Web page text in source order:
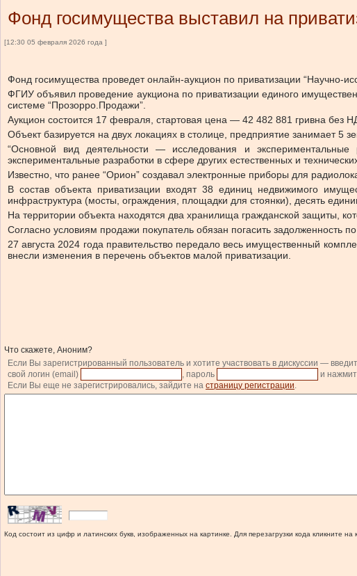
Фонд госимущества выставил на
[12:30 05 февраля 2026 года ]
Фонд госимущества проведет онлайн-аукцион по приватизации “Научно-
ФГИУ объявил проведение аукциона по приватизации единого
системе “Прозорро.Продажи”.
Аукцион состоится 17 февраля, стартовая цена — 42 482 881 гривна без
Объект базируется на двух локациях в столице, предприятие занимает 5
“Основной вид деятельности — исследования и
экспериментальные разработки в сфере других естественных и
Известно, что ранее “Орион” создавал электронные приборы для
В состав объекта приватизации входят 38 единиц недвижимого
инфраструктура (мосты, ограждения, площадки для стоянки), десять
На территории объекта находятся два хранилища гражданской защиты,
Согласно условиям продажи покупатель обязан погасить задолженность
27 августа 2024 года правительство передало весь имущественный
внесли изменения в перечень объектов малой приватизации.
Что скажете, Аноним?
Если Вы зарегистрированный пользователь и хотите участвовать в дискуссии —
свой логин (email)
, пароль и
Если Вы еще не зарегистрировались, зайдите на страницу регистрации.
Код состоит из цифр и латинских букв, изображенных на картинке. Для перезагрузки кода кликните на